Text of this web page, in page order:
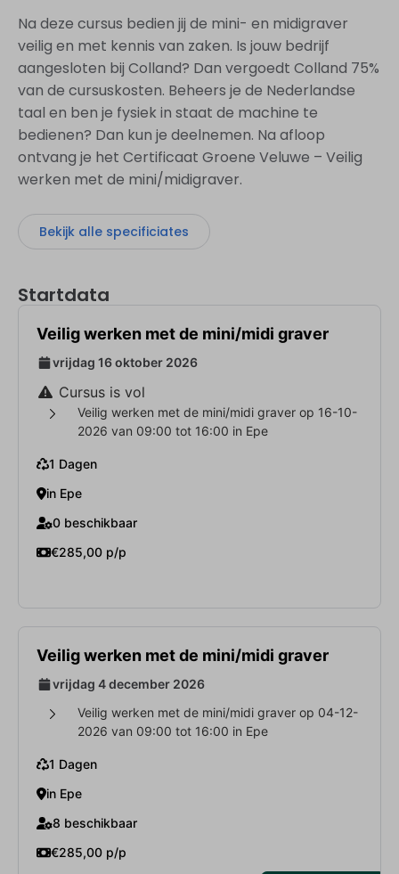
Na deze cursus bedien jij de mini- en midigraver
veilig en met kennis van zaken. Is jouw bedrijf
aangesloten bij Colland? Dan vergoedt Colland 75%
van de cursuskosten. Beheers je de Nederlandse
taal en ben je fysiek in staat de machine te
bedienen? Dan kun je deelnemen. Na afloop
ontvang je het Certificaat Groene Veluwe – Veilig
werken met de mini/midigraver.
Bekijk alle specificiates
Startdata
Veilig werken met de mini/midi graver
vrijdag 16 oktober 2026
Cursus is vol
Veilig werken met de mini/midi graver op 16-10-
2026 van 09:00 tot 16:00 in Epe
1 Dagen
in Epe
0 beschikbaar
€285,00 p/p
Veilig werken met de mini/midi graver
vrijdag 4 december 2026
Veilig werken met de mini/midi graver op 04-12-
2026 van 09:00 tot 16:00 in Epe
1 Dagen
in Epe
8 beschikbaar
€285,00 p/p